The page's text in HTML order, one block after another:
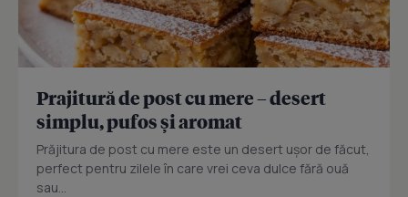
Prajitură de post cu mere – desert
simplu, pufos și aromat
Prăjitura de post cu mere este un desert ușor de făcut,
perfect pentru zilele în care vrei ceva dulce fără ouă
sau...